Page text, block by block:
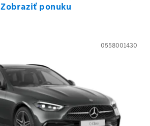
Zobraziť ponuku
0558001430